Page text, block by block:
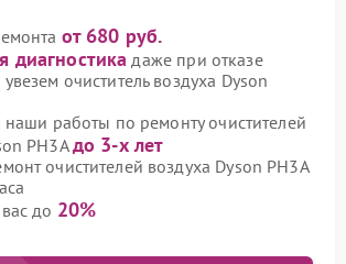
от 680 руб.
диагностика даже при отказе
очиститель воздуха Dyson
наши работы по ремонту очистителей
PH3Aдо 3-х лет
очистителей воздуха Dyson PH3A
до 20%